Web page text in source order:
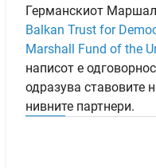
Германскиот
Balkan Trust for
Marshall Fund of the
написот е
одразува ставовите
нивните партнери.